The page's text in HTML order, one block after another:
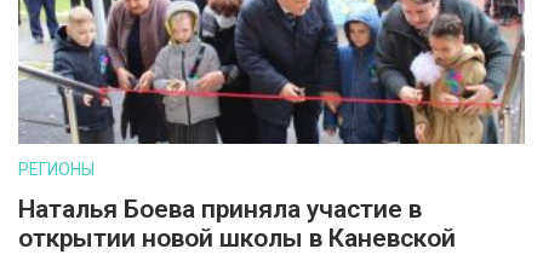
РЕГИОНЫ
Наталья Боева приняла участие в
открытии новой школы в Каневской